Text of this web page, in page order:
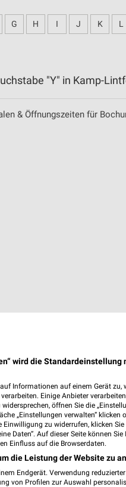
G H I J K L
"Y" in Kamp-
& Öffnungszeiten für
wird die
Informationen auf einem Gerät zu,
Einige Anbieter
öffnen Sie die
„Einstellungen verwalten“
Einwilligung zu widerrufen, klicken
Daten“. Auf dieser Seite können
Einfluss auf die Browserdaten.
die Leistung der Website zu
Endgerät. Verwendung
von Profilen zur Auswahl